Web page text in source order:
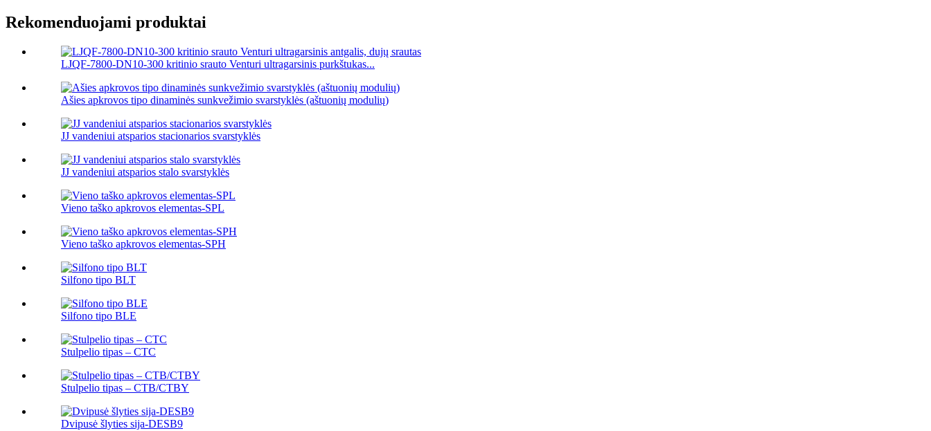
Rekomenduojami produktai
LJQF-7800-DN10-300 kritinio srauto Venturi ultragarsinis purkštukas...
Ašies apkrovos tipo dinaminės sunkvežimio svarstyklės (aštuonių modulių)
JJ vandeniui atsparios stacionarios svarstyklės
JJ vandeniui atsparios stalo svarstyklės
Vieno taško apkrovos elementas-SPL
Vieno taško apkrovos elementas-SPH
Silfono tipo BLT
Silfono tipo BLE
Stulpelio tipas – CTC
Stulpelio tipas – CTB/CTBY
Dvipusė šlyties sija-DESB9